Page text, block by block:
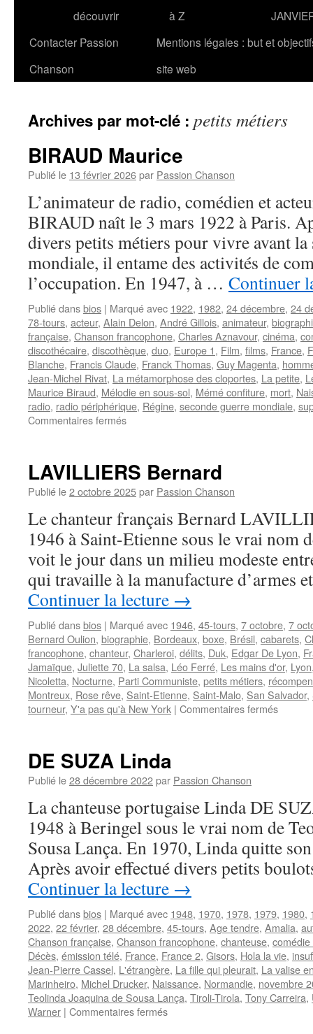
découvrir
à Z
Contacter Passion
Chanson
Mentions légales : but et
site web
Archives par mot-clé : petits métiers
BIRAUD Maurice
Publié le 13 février 2026par Passion Chanson
L’animateur de radio, comédien et
BIRAUD naît le 3 mars 1922 à Paris.
divers petits métiers pour vivre avant la
mondiale, il entame des activités de
l’occupation. En 1947, à … Continuer
Publié dansbios | Marqué avec 1922, 1982, 24 décembre, 24
78-tours, acteur, Alain Delon, André Gillois, animateur,
française, Chanson francophone, Charles Aznavour, cinéma,
discothécaire, discothèque, duo, Europe 1, Film, films, France,
Blanche, Francis Claude, Franck Thomas, Guy Magenta,
Jean-Michel Rivat, La métamorphose des cloportes, La petite,
Maurice Biraud, Mélodie en sous-sol, Mémé confiture, mort,
radio, radio périphérique, Régine, seconde guerre mondiale,
Commentaires ferméssur
LAVILLIERS Bernard
Publié le2 octobre 2025par Passion Chanson
Le chanteur français Bernard
1946 à Saint-Etienne sous le vrai nom
voit le jour dans un milieu modeste
qui travaille à la manufacture d’armes
Continuer la lecture →
Publié dansbios | Marqué avec 1946, 45-tours, 7 octobre, 7
Bernard Oulion, biographie, Bordeaux, boxe, Brésil, cabarets,
francophone, chanteur, Charleroi, délits, Duk, Edgar De Lyon,
Jamaïque, Juliette 70, La salsa, Léo Ferré, Les mains d'or, Lyon
Nicoletta, Nocturne, Parti Communiste, petits métiers,
Montreux, Rose rêve, Saint-Etienne, Saint-Malo, San Salvador,
tourneur, Y'a pas qu'à New York | Commentaires ferméssur
DE SUZA Linda
Publié le28 décembre 2022par Passion Chanson
La chanteuse portugaise Linda DE
1948 à Beringel sous le vrai nom de
Sousa Lança. En 1970, Linda quitte
Après avoir effectué divers petits
Continuer la lecture →
Publié dansbios | Marqué avec 1948, 1970, 1978, 1979, 1980,
2022, 22 février, 28 décembre, 45-tours, Age tendre, Amalia,
Chanson française, Chanson francophone, chanteuse,
Décès, émission télé, France, France 2, Gisors, Hola la vie,
Jean-Pierre Cassel, L'étrangère, La fille qui pleurait, La valise
Marinheiro, Michel Drucker, Naissance, Normandie, novembre
Teolinda Joaquina de Sousa Lança, Tiroli-Tirola, Tony Carreira,
Warner | Commentaires ferméssur